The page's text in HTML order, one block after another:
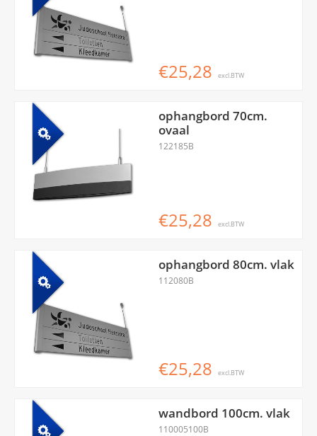
€25,28 excl.BTW
ophangbord 70cm.
ovaal
122185B
€25,28 excl.BTW
ophangbord 80cm. vlak
112080B
€25,28 excl.BTW
wandbord 100cm. vlak
110005100B